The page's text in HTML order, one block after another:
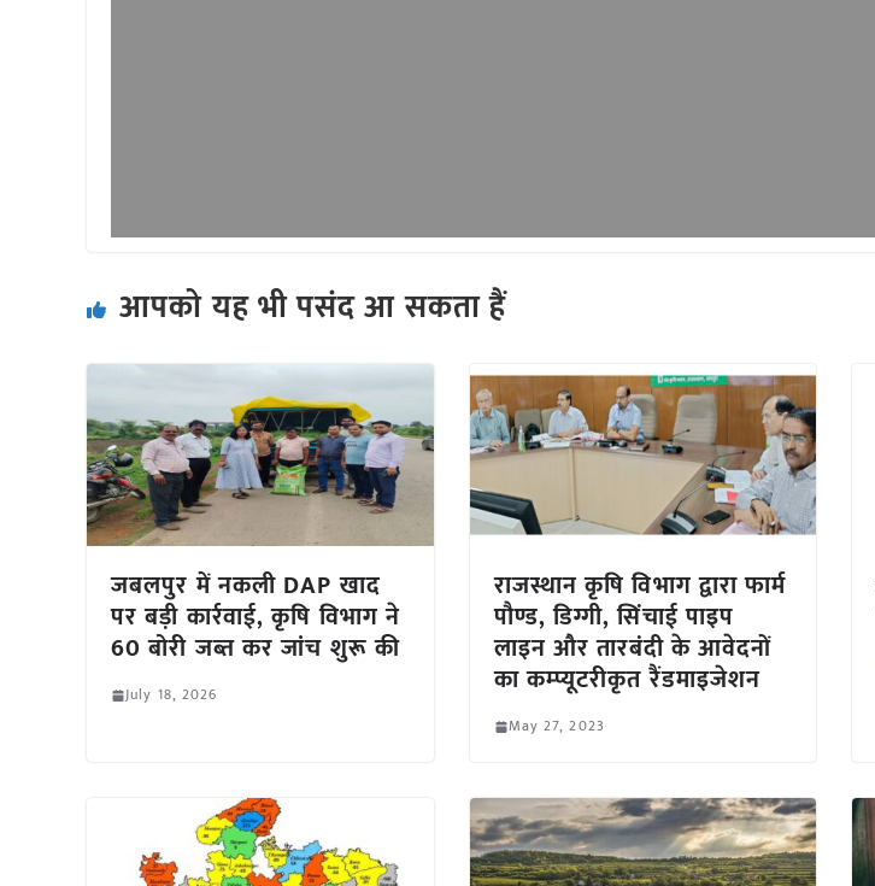
आपको यह भी पसंद आ सकता हैं
जबलपुर में नकली DAP खाद
पर बड़ी कार्रवाई, कृषि विभाग ने
60 बोरी जब्त कर जांच शुरू की
July 18, 2026
राजस्थान कृषि विभाग द्वारा फार्म
पौण्ड, डिग्गी, सिंचाई पाइप
लाइन और तारबंदी के आवेदनों
का कम्प्यूटरीकृत रैंडमाइजेशन
May 27, 2023